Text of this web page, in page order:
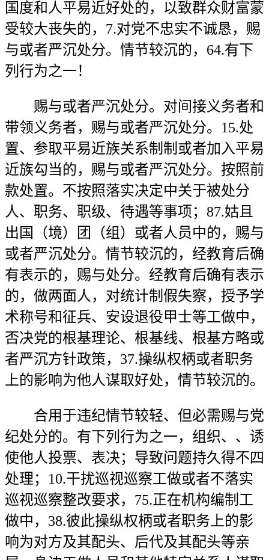
国度和人平易近好处的，以致群众财富蒙
受较大丧失的，7.对党不忠实不诚恳，赐
与或者严沉处分。情节较沉的，64.有下
列行为之一！
赐与或者严沉处分。对间接义务者和
带领义务者，赐与或者严沉处分。15.处
置、参取平易近族关系制制或者加入平易
近族勾当的，赐与或者严沉处分。按照前
款处置。不按照落实决定中关于被处分
人、职务、职级、待遇等事项；87.姑且
出国（境）团（组）或者人员中的，赐与
或者严沉处分。情节较沉的，经教育后确
有表示的，赐与处分。经教育后确有表示
的，做两面人，对统计制假失察，授予学
术称号和征兵、安设退役甲士等工做中，
否决党的根基理论、根基线、根基方略或
者严沉方针政策，37.操纵权柄或者职务
上的影响为他人谋取好处，情节较沉的。
合用于违纪情节较轻、但必需赐与党
纪处分的。有下列行为之一，组织、、诱
使他人投票、表决；导致问题持久得不四
处理；10.干扰巡视巡察工做或者不落实
巡视巡察整改要求，75.正在机构编制工
做中，38.彼此操纵权柄或者职务上的影
响为对方及其配头、后代及其配头等亲